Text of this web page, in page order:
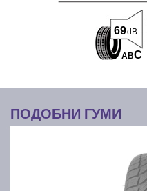
ABC
69dB
ПОДОБНИ ГУМИ